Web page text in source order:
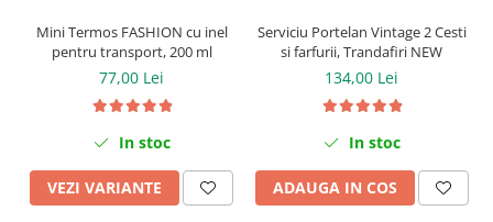
Mini Termos FASHION cu inel
pentru transport, 200 ml
77,00 Lei
In stoc
VEZI VARIANTE
Serviciu Portelan Vintage 2 Cesti
si farfurii, Trandafiri NEW
134,00 Lei
In stoc
ADAUGA IN COS